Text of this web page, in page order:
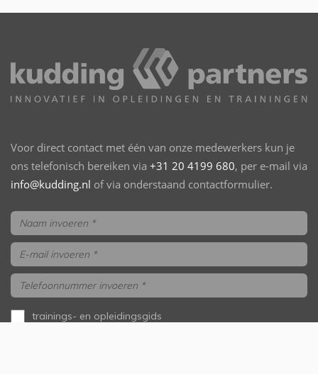
Voor direct contact met één van onze medewerkers kun je
ons telefonisch bereiken via +31 20 4199 680, per e-mail via
info@kudding.nl of via onderstaand contactformulier.
trainings- en opleidingsgids